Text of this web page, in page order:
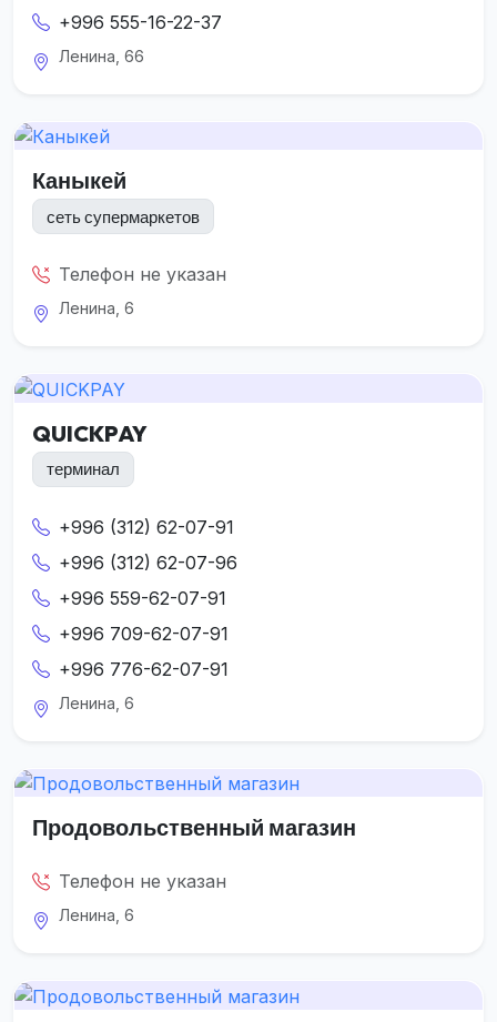
+996 555-16-22-37
Ленина, 66
Каныкей
сеть супермаркетов
Телефон не указан
Ленина, 6
QUICKPAY
терминал
+996 (312) 62-07-91
+996 (312) 62-07-96
+996 559-62-07-91
+996 709-62-07-91
+996 776-62-07-91
Ленина, 6
Продовольственный магазин
Телефон не указан
Ленина, 6